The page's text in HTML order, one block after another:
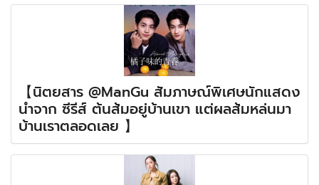
【นิตยสาร @ManGu สัมภาษณ์พิเศษนักแสดง
นำจาก ซีรีส์ ต้นส้มอยู่บ้านเขา แต่ผลส้มหล่นมา
บ้านเราตลอดเลย 】